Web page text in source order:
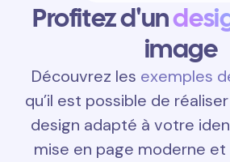
Profitez d'un
image
Découvrez les exemples
qu’il est possible de
design adapté à votre
mise en page moderne